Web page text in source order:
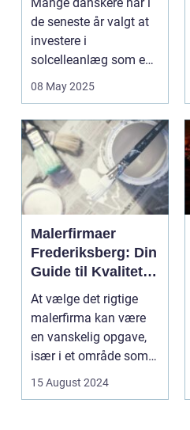
de seneste år valgt at
investere i
solcelleanlæg som en
bæred...
08 May 2025
Malerfirmaer
Frederiksberg: Din
Guide til Kvalitet
og Service
At vælge det rigtige
malerfirma kan være
en vanskelig opgave,
især i et område som
Frederiksberg, hv...
15 August 2024